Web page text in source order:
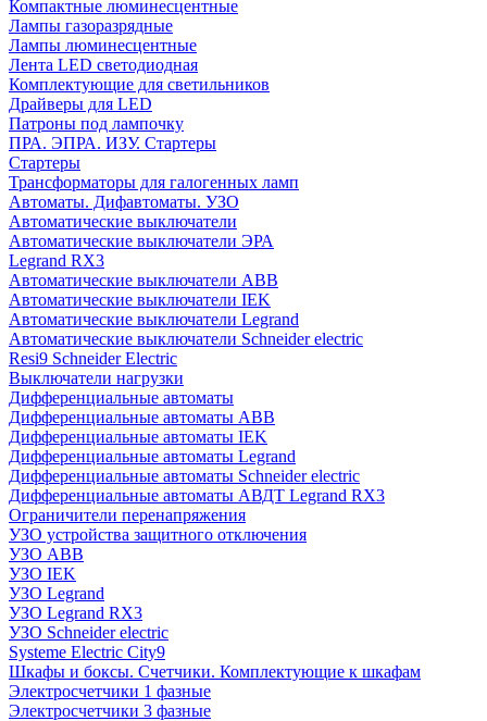
Компактные люминесцентные
Лампы газоразрядные
Лампы люминесцентные
Лента LED светодиодная
Комплектующие для светильников
Драйверы для LED
Патроны под лампочку
ПРА. ЭПРА. ИЗУ. Стартеры
Стартеры
Трансформаторы для галогенных ламп
Автоматы. Дифавтоматы. УЗО
Автоматические выключатели
Автоматические выключатели ЭРА
Legrand RX3
Автоматические выключатели ABB
Автоматические выключатели IEK
Автоматические выключатели Legrand
Автоматические выключатели Schneider electric
Resi9 Schneider Electric
Выключатели нагрузки
Дифференциальные автоматы
Дифференциальные автоматы ABB
Дифференциальные автоматы IEK
Дифференциальные автоматы Legrand
Дифференциальные автоматы Schneider electric
Дифференциальные автоматы АВДТ Legrand RX3
Ограничители перенапряжения
УЗО устройства защитного отключения
УЗО ABB
УЗО IEK
УЗО Legrand
УЗО Legrand RX3
УЗО Schneider electric
Systeme Electric City9
Шкафы и боксы. Счетчики. Комплектующие к шкафам
Электросчетчики 1 фазные
Электросчетчики 3 фазные